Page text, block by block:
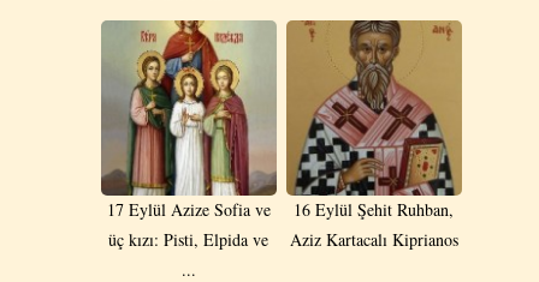
17 Eylül Αzize Sofia ve
üç kızı: Pisti, Elpida ve
...
16 Eylül Şehit Ruhban,
Aziz Kartacalı Kiprianos